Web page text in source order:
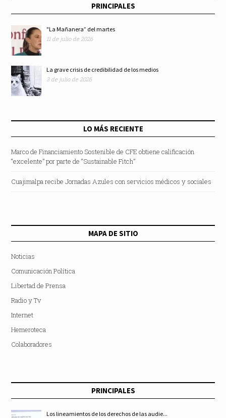
PRINCIPALES
"La Mañanera” del martes
11 de julio de 2026
La grave crisis de credibilidad de los medios
3 de julio de 2026
LO MÁS RECIENTE
Marco de Financiamiento Sostenible de CFE obtiene calificación
“excelente” por parte de “Sustainable Fitch”
Cuajimalpa recibe Jornadas Azules con servicios médicos y sociales
MAPA DE SITIO
Noticias
Comunicación Política
Libertad de Prensa
Radio y Tv
Internet
Hemeroteca
Colaboradores
PRINCIPALES
Los lineamientos de los derechos de las audie...